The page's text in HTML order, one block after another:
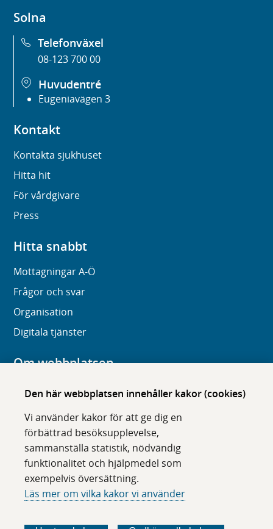
Den här webbplatsen innehåller kakor (cookies)
Vi använder kakor för att ge dig en
förbättrad besöksupplevelse,
sammanställa statistik, nödvändig
funktionalitet och hjälpmedel som
exempelvis översättning.
Läs mer om vilka kakor vi använder
Solna
Telefonväxel
08-123 700 00
Huvudentré
Eugeniavägen 3
Kontakt
Kontakta sjukhuset
Hitta hit
För vårdgivare
Press
Hitta snabbt
Mottagningar A-Ö
Frågor och svar
Organisation
Digitala tjänster
Om webbplatsen
Om karolinska.se
Tillgänglighet
Om cookies
Följ oss i sociala medier
ö
ö
ö